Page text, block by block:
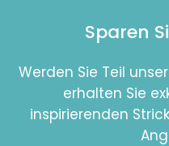
Sparen
Werden Sie Teil
erhalten Sie
inspirierenden